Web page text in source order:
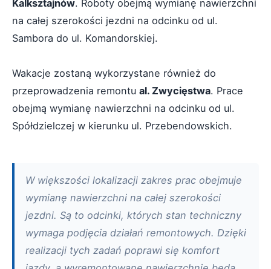
Kalksztajnów. Roboty obejmą wymianę nawierzchni
na całej szerokości jezdni na odcinku od ul.
Sambora do ul. Komandorskiej.
Wakacje zostaną wykorzystane również do
przeprowadzenia remontu al. Zwycięstwa. Prace
obejmą wymianę nawierzchni na odcinku od ul.
Spółdzielczej w kierunku ul. Przebendowskich.
W większości lokalizacji zakres prac obejmuje
wymianę nawierzchni na całej szerokości
jezdni. Są to odcinki, których stan techniczny
wymaga podjęcia działań remontowych. Dzięki
realizacji tych zadań poprawi się komfort